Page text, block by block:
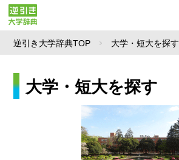
逆引き大学辞典TOP 大学・短大を探す
大学・短大を探す